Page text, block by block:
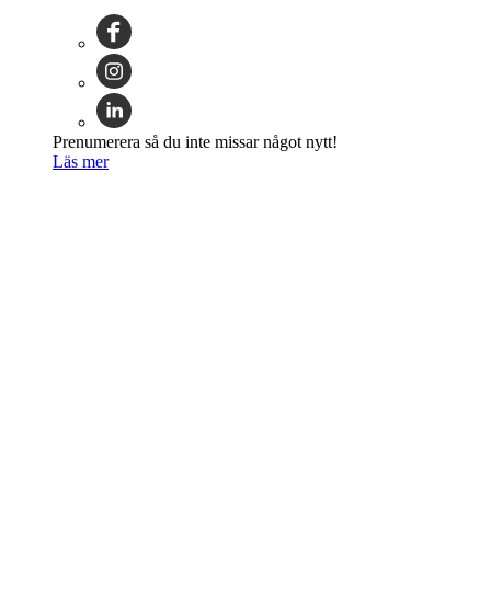
Prenumerera så du inte missar något nytt!
Läs mer